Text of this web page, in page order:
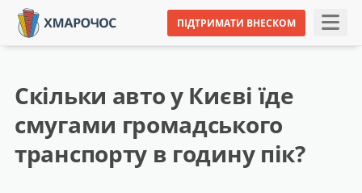
ПІДТРИМАТИ ВНЕСКОМ
Скільки авто у Києві їде
смугами громадського
транспорту в годину пік?